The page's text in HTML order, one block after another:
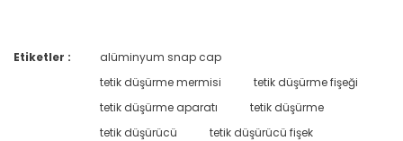
Yorum Yaz
Etiketler :
alüminyum snap cap
tetik düşürme mermisi
tetik düşürme fişeği
tetik düşürme aparatı
tetik düşürme
tetik düşürücü
tetik düşürücü fişek